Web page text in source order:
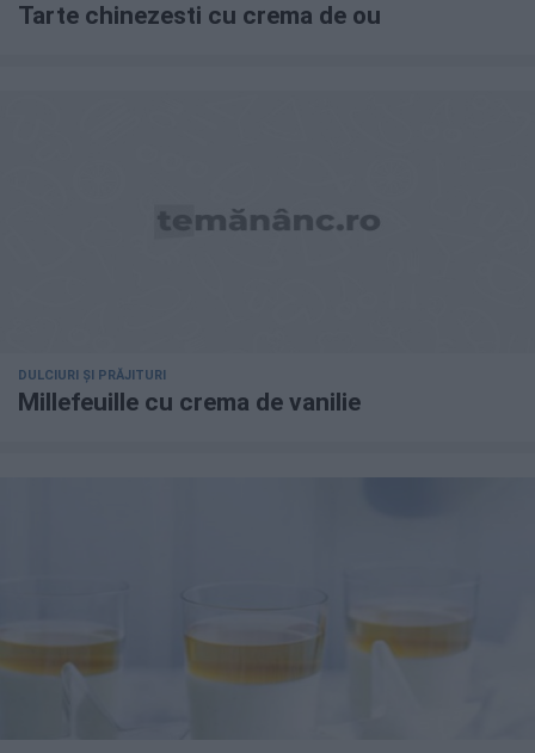
Tarte chinezesti cu crema de ou
DULCIURI ȘI PRĂJITURI
Millefeuille cu crema de vanilie